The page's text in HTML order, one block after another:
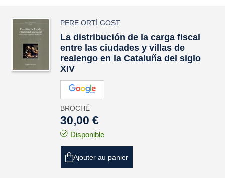
PERE ORTÍ GOST
La distribución de la carga fiscal
entre las ciudades y villas de
realengo en la Cataluña del siglo
XIV
BROCHÉ
30,00 €
Disponible
Ajouter au panier